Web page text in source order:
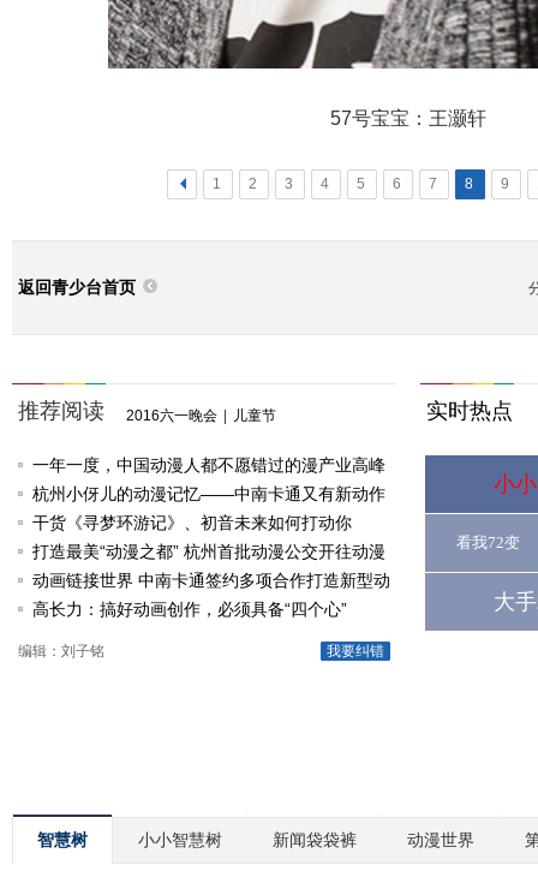
57号宝宝：王灏轩
< 1 2 3 4 5 6 7 8 9
返回青少台首页
推荐阅读 2016六一晚会 儿童节
一年一度，中国动漫人都不愿错过的漫产业高峰
论坛
杭州小伢儿的动漫记忆——中南卡通又有新动作
啦
干货《寻梦环游记》、初音未来如何打动你
打造最美“动漫之都” 杭州首批动漫公交开往动漫
节
动画链接世界 中南卡通签约多项合作打造新型动
漫产业
高长力：搞好动画创作，必须具备“四个心”
我要纠错
编辑：刘子铭
实时热点
小
看我72变
大
智慧树 小小智慧树 新闻袋袋裤 动漫世界